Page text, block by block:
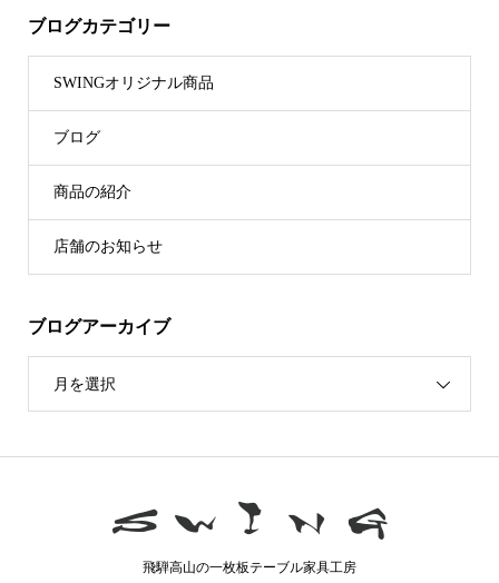
ブログカテゴリー
SWINGオリジナル商品
ブログ
商品の紹介
店舗のお知らせ
ブログアーカイブ
月を選択
飛騨高山の一枚板テーブル家具工房